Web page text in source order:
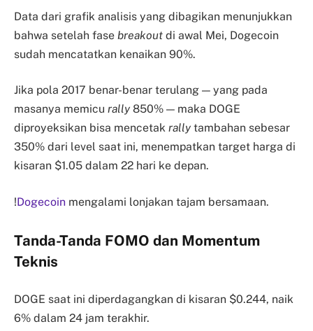
Data dari grafik analisis yang dibagikan menunjukkan
bahwa setelah fase breakout di awal Mei, Dogecoin
sudah mencatatkan kenaikan 90%.
Jika pola 2017 benar-benar terulang — yang pada
masanya memicu rally 850% — maka DOGE
diproyeksikan bisa mencetak rally tambahan sebesar
350% dari level saat ini, menempatkan target harga di
kisaran $1.05 dalam 22 hari ke depan.
!Dogecoin mengalami lonjakan tajam bersamaan.
Tanda-Tanda FOMO dan Momentum
Teknis
DOGE saat ini diperdagangkan di kisaran $0.244, naik
6% dalam 24 jam terakhir.